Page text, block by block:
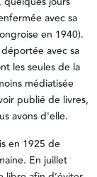
avec sa
en 1940).
avec sa
les seules de la
médiatisée
publié de livres,
avons d'elle.
en 1925 de
En juillet